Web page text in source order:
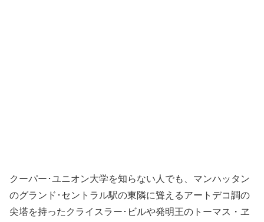
クーパー･ユニオン大学を知らない人でも、マンハッタン
のグランド･セントラル駅の東隣に聳えるアートデコ調の
尖塔を持ったクライスラー･ビルや発明王のトーマス・ヱ